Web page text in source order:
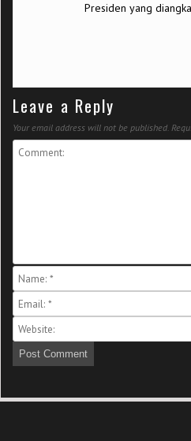
Presiden yang
Leave a Reply
Your email address will not be published.